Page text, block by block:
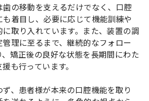
の移動を支えるだけでなく、口腔
着目し、必要に応じて機能訓練や
取り入れています。また、装置の調
理に至るまで、継続的なフォロー
矯正後の良好な状態を長期間にわた
も行っています。
、患者様が本来の口腔機能を取り